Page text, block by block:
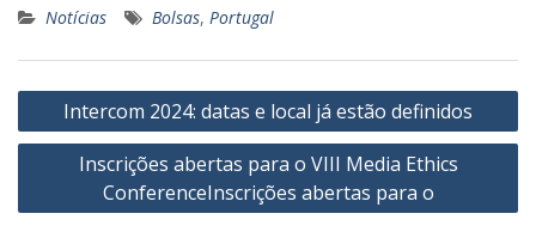
Notícias Bolsas, Portugal
Navegação
de
artigos
Intercom 2024: datas e local já estão definidos
Inscrições abertas para o VIII Media Ethics
ConferenceInscrições abertas para o